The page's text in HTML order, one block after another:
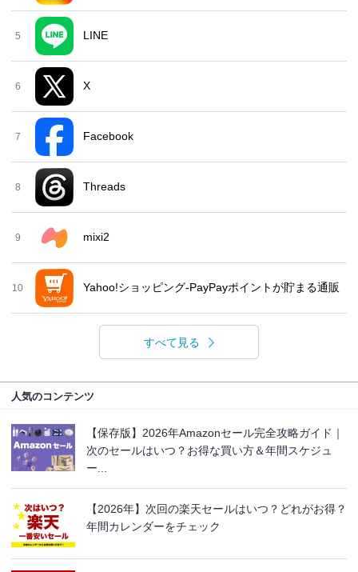
5 LINE
6 X
7 Facebook
8 Threads
9 mixi2
10 Yahoo!ショッピング-PayPayポイントが貯まる通販
すべて見る
人気のコンテンツ
【保存版】2026年Amazonセール完全攻略ガイド｜
次のセールはいつ？お得な買い方＆年間スケジュ
ー...
【2026年】次回の楽天セールはいつ？どれがお得？
年間カレンダーをチェック